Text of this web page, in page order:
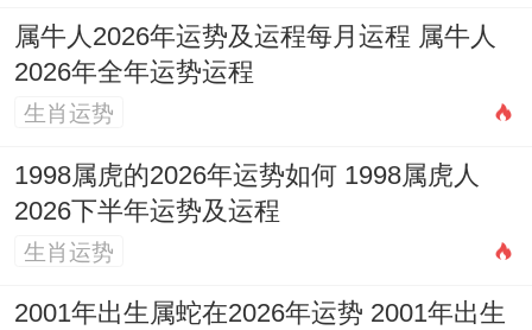
的异性可能经济条件或社交技能 明显，但关
系发展易受物质因素作用，此年成婚意愿强
烈的92年属猴人需考察对方人品与经济观念
2004年甲申猴（虚岁23）：流年丙火为「食
神」。午火为「正官」，食神生发，才华外
露，魅力值提升，利于单身者在学习、才艺
属牛人2026年运势及运程每月运程 属牛人
2026年全年运势运程
生肖运势
1998属虎的2026年运势如何 1998属虎人
2026下半年运势及运程
生肖运势
2001年出生属蛇在2026年运势 2001年出生